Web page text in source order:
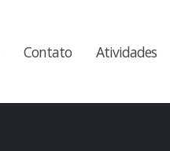
Contato Atividades